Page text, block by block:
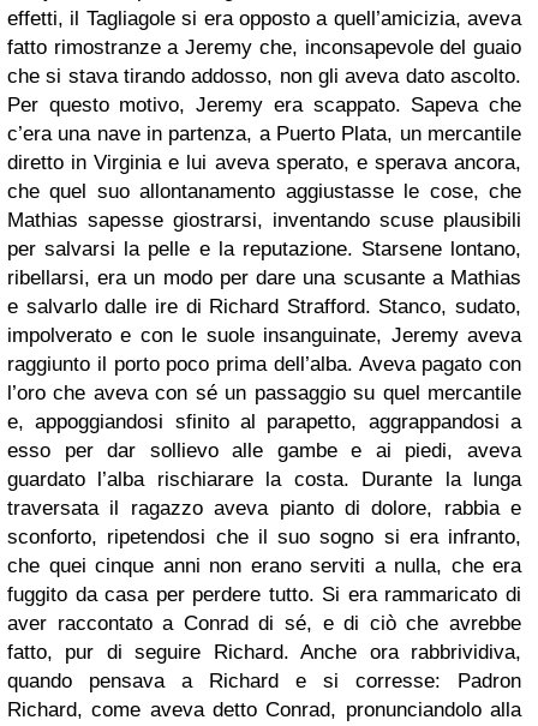
effetti, il Tagliagole si era opposto a quell’amicizia, aveva
fatto rimostranze a Jeremy che, inconsapevole del guaio
che si stava tirando addosso, non gli aveva dato ascolto.
Per questo motivo, Jeremy era scappato. Sapeva che
c’era una nave in partenza, a Puerto Plata, un mercantile
diretto in Virginia e lui aveva sperato, e sperava ancora,
che quel suo allontanamento aggiustasse le cose, che
Mathias sapesse giostrarsi, inventando scuse plausibili
per salvarsi la pelle e la reputazione. Starsene lontano,
ribellarsi, era un modo per dare una scusante a Mathias
e salvarlo dalle ire di Richard Strafford. Stanco, sudato,
impolverato e con le suole insanguinate, Jeremy aveva
raggiunto il porto poco prima dell’alba. Aveva pagato con
l’oro che aveva con sé un passaggio su quel mercantile
e, appoggiandosi sfinito al parapetto, aggrappandosi a
esso per dar sollievo alle gambe e ai piedi, aveva
guardato l’alba rischiarare la costa. Durante la lunga
traversata il ragazzo aveva pianto di dolore, rabbia e
sconforto, ripetendosi che il suo sogno si era infranto,
che quei cinque anni non erano serviti a nulla, che era
fuggito da casa per perdere tutto. Si era rammaricato di
aver raccontato a Conrad di sé, e di ciò che avrebbe
fatto, pur di seguire Richard. Anche ora rabbrividiva,
quando pensava a Richard e si corresse: Padron
Richard, come aveva detto Conrad, pronunciandolo alla